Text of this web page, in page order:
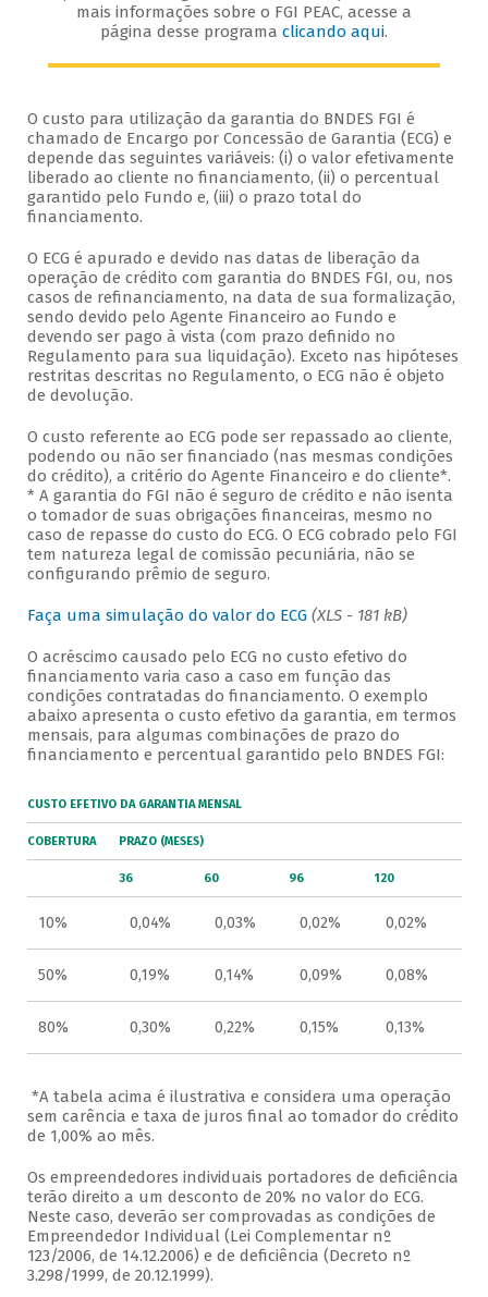
mais informações sobre o FGI PEAC, acesse a
página desse programa clicando aqui.
O custo para utilização da garantia do BNDES FGI é
chamado de Encargo por Concessão de Garantia (ECG) e
depende das seguintes variáveis: (i) o valor efetivamente
liberado ao cliente no financiamento, (ii) o percentual
garantido pelo Fundo e, (iii) o prazo total do
financiamento.
O ECG é apurado e devido nas datas de liberação da
operação de crédito com garantia do BNDES FGI, ou, nos
casos de refinanciamento, na data de sua formalização,
sendo devido pelo Agente Financeiro ao Fundo e
devendo ser pago à vista (com prazo definido no
Regulamento para sua liquidação). Exceto nas hipóteses
restritas descritas no Regulamento, o ECG não é objeto
de devolução.
O custo referente ao ECG pode ser repassado ao cliente,
podendo ou não ser financiado (nas mesmas condições
do crédito), a critério do Agente Financeiro e do cliente*.
* A garantia do FGI não é seguro de crédito e não isenta
o tomador de suas obrigações financeiras, mesmo no
caso de repasse do custo do ECG. O ECG cobrado pelo FGI
tem natureza legal de comissão pecuniária, não se
configurando prêmio de seguro.
Faça uma simulação do valor do ECG (XLS - 181 kB)
O acréscimo causado pelo ECG no custo efetivo do
financiamento varia caso a caso em função das
condições contratadas do financiamento. O exemplo
abaixo apresenta o custo efetivo da garantia, em termos
mensais, para algumas combinações de prazo do
financiamento e percentual garantido pelo BNDES FGI:
CUSTO EFETIVO DA GARANTIA MENSAL
COBERTURA PRAZO (MESES)
36 60 96 120
10% 0,04% 0,03% 0,02% 0,02%
50% 0,19% 0,14% 0,09% 0,08%
80% 0,30% 0,22% 0,15% 0,13%
*A tabela acima é ilustrativa e considera uma operação
sem carência e taxa de juros final ao tomador do crédito
de 1,00% ao mês.
Os empreendedores individuais portadores de deficiência
terão direito a um desconto de 20% no valor do ECG.
Neste caso, deverão ser comprovadas as condições de
Empreendedor Individual (Lei Complementar nº
123/2006, de 14.12.2006) e de deficiência (Decreto nº
3.298/1999, de 20.12.1999).